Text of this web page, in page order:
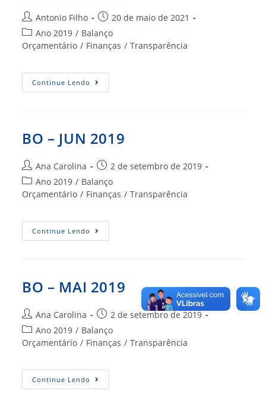
Autor
do
post:
Antonio Filho
Post
publicado:
20 de maio de 2021
Categoria
do
Ano 2019 / Balanço
Orçamentário / Finanças / Transparência
Continue Lendo BO
–
BO – JUN 2019
Autor
do
post:
Ana Carolina
Post
publicado:
2 de setembro de 2019
Categoria
do
Ano 2019 / Balanço
Orçamentário / Finanças / Transparência
Continue Lendo BO
–
BO – MAI 2019
Autor
do
post:
Ana Carolina
Post
publicado:
2 de setembro de 2019
Categoria
do
Ano 2019 / Balanço
Orçamentário / Finanças / Transparência
Continue Lendo BO
–